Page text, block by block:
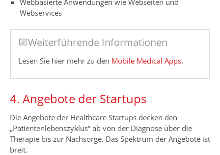
Webservices
Weiterführende Informationen
Lesen Sie hier mehr zu den Mobile Medical Apps.
4. Angebote der Startups
Die Angebote der Healthcare Startups decken den
„Patientenlebenszyklus“ ab von der Diagnose über die
Therapie bis zur Nachsorge. Das Spektrum der Angebote ist
breit.